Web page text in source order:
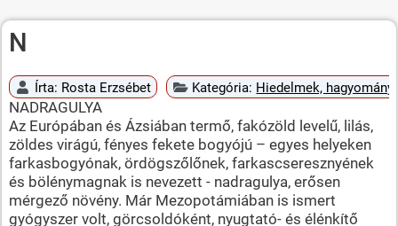
N
Írta: Rosta Erzsébet Kategória: Hiedelmek,
NADRAGULYA
Az Európában és Ázsiában termő, fakózöld levelű, lilás,
zöldes virágú, fényes fekete bogyójú – egyes helyeken
farkasbogyónak, ördögszőlőnek, farkascseresznyének
és bölénymagnak is nevezett - nadragulya, erősen
mérgező növény. Már Mezopotámiában is ismert
gyógyszer volt, görcsoldóként, nyugtató- és élénkítő